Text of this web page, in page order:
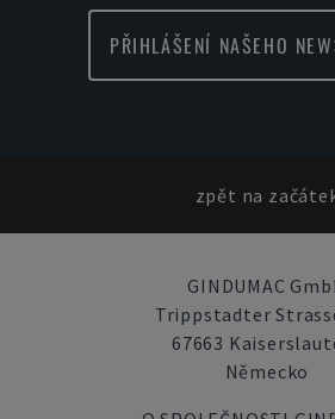
PŘIHLÁŠENÍ NAŠEHO
zpět na
GINDUMAC
Trippstadter
67663
Německo